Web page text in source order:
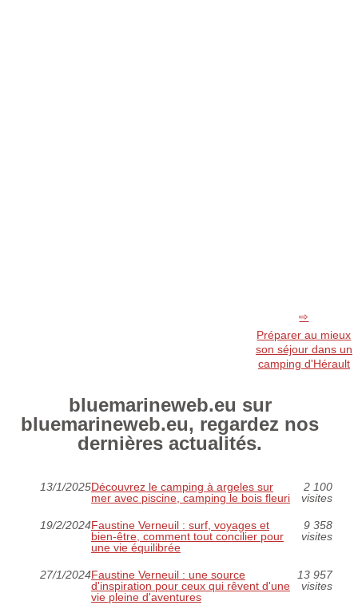
Préparer au mieux
son séjour dans un
camping d'Hérault
bluemarineweb.eu sur
bluemarineweb.eu, regardez nos
dernières actualités.
13/1/2025Découvrez le camping à argeles sur
mer avec piscine, camping le bois fleuri
2 100
visites
19/2/2024Faustine Verneuil : surf, voyages et
bien-être, comment tout concilier pour
une vie équilibrée
9 358
visites
27/1/2024Faustine Verneuil : une source
d'inspiration pour ceux qui rêvent d'une
vie pleine d'aventures
13 957
visites